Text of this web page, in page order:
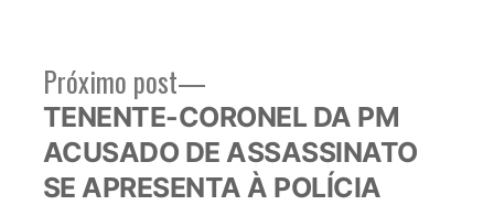
Navegação
de
Post
Próximo post
Próximo
post:
TENENTE-CORONEL DA PM
ACUSADO DE ASSASSINATO
SE APRESENTA À POLÍCIA